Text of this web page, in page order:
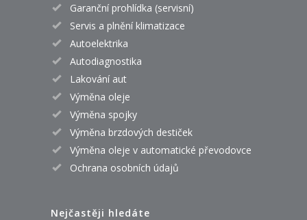
Garanční prohlídka (servisní)
Servis a plnění klimatizace
Autoelektrika
Autodiagnostika
Lakování aut
Výměna oleje
Výměna spojky
Výměna brzdových destiček
Výměna oleje v automatické převodovce
Ochrana osobních údajů
Nejčastěji hledáte